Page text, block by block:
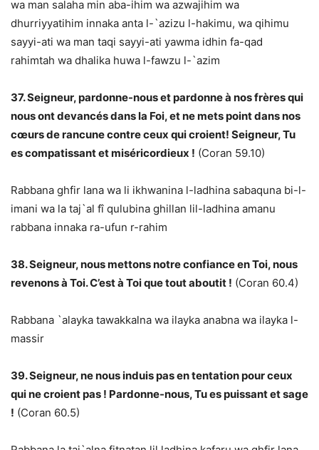
wa man salaha min aba-ihim wa azwajihim wa
dhurriyyatihim innaka anta l-`azizu l-hakimu, wa qihimu
sayyi-ati wa man taqi sayyi-ati yawma idhin fa-qad
rahimtah wa dhalika huwa l-fawzu l-`azim
37. Seigneur, pardonne-nous et pardonne à nos frères qui
nous ont devancés dans la Foi, et ne mets point dans nos
cœurs de rancune contre ceux qui croient! Seigneur, Tu
es compatissant et miséricordieux ! (Coran 59.10)
Rabbana ghfir lana wa li ikhwanina l-ladhina sabaquna bi-l-
imani wa la taj`al fî qulubina ghillan lil-ladhina amanu
rabbana innaka ra-ufun r-rahim
38. Seigneur, nous mettons notre confiance en Toi, nous
revenons à Toi. C’est à Toi que tout aboutit ! (Coran 60.4)
Rabbana `alayka tawakkalna wa ilayka anabna wa ilayka l-
massir
39. Seigneur, ne nous induis pas en tentation pour ceux
qui ne croient pas ! Pardonne-nous, Tu es puissant et sage
! (Coran 60.5)